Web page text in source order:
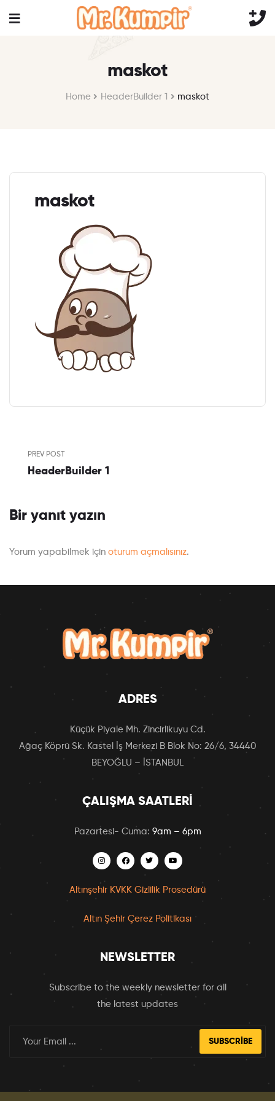
maskot
Home HeaderBuilder 1 maskot
maskot
PREV POST
HeaderBuilder 1
Bir yanıt yazın
Yorum yapabilmek için oturum açmalısınız.
ADRES
Küçük Piyale Mh. Zincirlikuyu Cd.
Ağaç Köprü Sk. Kastel İş Merkezi B Blok No: 26/6, 34440
BEYOĞLU – İSTANBUL
ÇALIŞMA SAATLERI
Pazartesi- Cuma: 9am – 6pm
Altınşehir KVKK Gizlilik Prosedürü
Altın Şehir Çerez Politikası
NEWSLETTER
Subscribe to the weekly newsletter for all
the latest updates
SUBSCRIBE